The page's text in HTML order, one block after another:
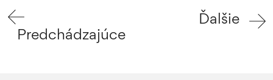
Predchádzajúce
Ďalšie